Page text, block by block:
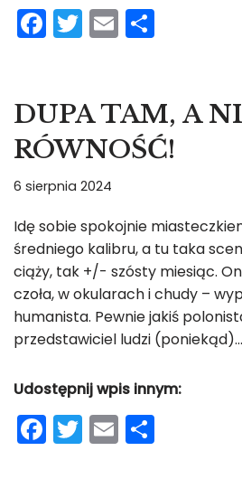
F
a
e
b
o
o
k
T
w
er
E
m
l e
DUPA TAM, A
RÓWNOŚĆ!
6 sierpnia 2024
Idę sobie spokojnie
średniego kalibru, a tu taka
ciąży, tak +/- szósty miesiąc. On
czoła, w okularach i chudy –
humanista. Pewnie jakiś
przedstawiciel ludzi (poniekąd)…
Udostępnij wpis innym:
F
a
T
w
E
m